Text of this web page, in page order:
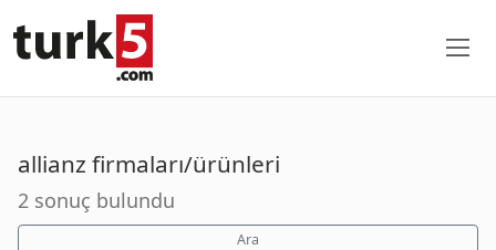
allianz firmaları/ürünleri
2 sonuç bulundu
Ara